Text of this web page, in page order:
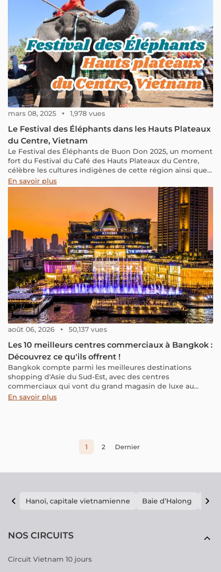
mars 08, 2025 1,978 vues
Le Festival des Éléphants dans les Hauts Plateaux
du Centre, Vietnam
Le Festival des Éléphants de Buon Don 2025, un moment
fort du Festival du Café des Hauts Plateaux du Centre,
célèbre les cultures indigènes de cette région ainsi que
la conservation des éléphants. Cet événement de deux
jours met en avant des rituels traditionnels, rendant
hommage au rôle des éléphants dans la vie locale et
promouvant l’harmonie entre les humains et la nature.
En savoir plus
août 06, 2026 50,137 vues
Les 10 meilleurs centres commerciaux à Bangkok :
Découvrez ce qu'ils offrent !
Bangkok compte parmi les meilleures destinations
shopping d'Asie du Sud-Est, avec des centres
commerciaux qui vont du grand magasin de luxe au
marché couvert bon marché. Entre les enseignes
En savoir plus
1 2 Dernier
Hanoï, capitale vietnamienne Baie d’Halong E
NOS CIRCUITS
Circuit Vietnam 10 jours